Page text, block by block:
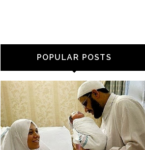
POPULAR POSTS